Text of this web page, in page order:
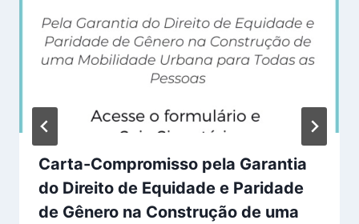
Carta-Compromisso pela Garantia
do Direito de Equidade e Paridade
de Gênero na Construção de uma